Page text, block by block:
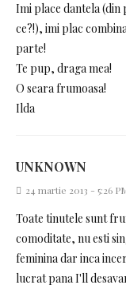
Imi place dantela (din
ce?!), imi plac
parte!
Te pup, draga mea!
O seara frumoasa!
Ilda
UNKNOWN
24 martie 2013 - 5:26
Toate tinutele sunt
comoditate, nu esti
feminina dar inca
lucrat pana I'll